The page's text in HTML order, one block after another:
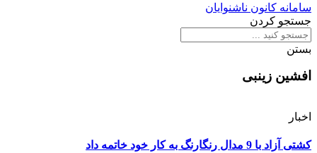
سامانه کانون ناشنوایان
جستجو کردن
بستن
افشین زینبی
اخبار
کشتی آزاد با 9 مدال رنگارنگ به کار خود خاتمه داد